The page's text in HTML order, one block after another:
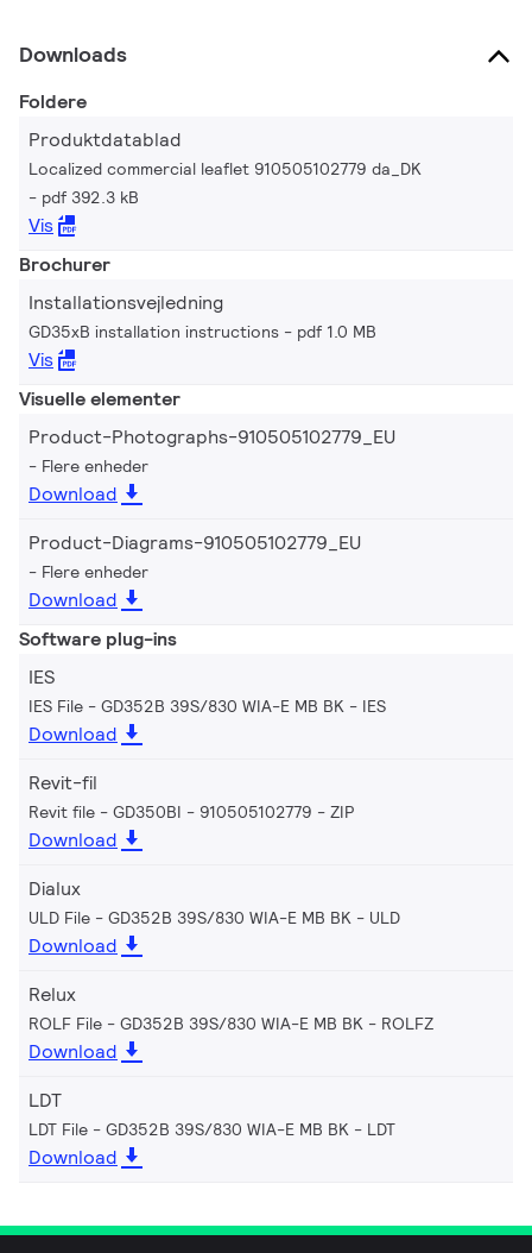
Downloads
Foldere
Produktdatablad
Localized commercial leaflet 910505102779 da_DK
pdf 392.3 kB
Vis
Brochurer
Installationsvejledning
GD35xB installation instructions pdf 1.0 MB
Vis
Visuelle elementer
Product-Photographs-910505102779_EU
Flere enheder
Download
Product-Diagrams-910505102779_EU
Flere enheder
Download
Software plug-ins
IES
IES File - GD352B 39S/830 WIA-E MB BK IES
Download
Revit-fil
Revit file - GD350BI - 910505102779 ZIP
Download
Dialux
ULD File - GD352B 39S/830 WIA-E MB BK ULD
Download
Relux
ROLF File - GD352B 39S/830 WIA-E MB BK ROLFZ
Download
LDT
LDT File - GD352B 39S/830 WIA-E MB BK LDT
Download